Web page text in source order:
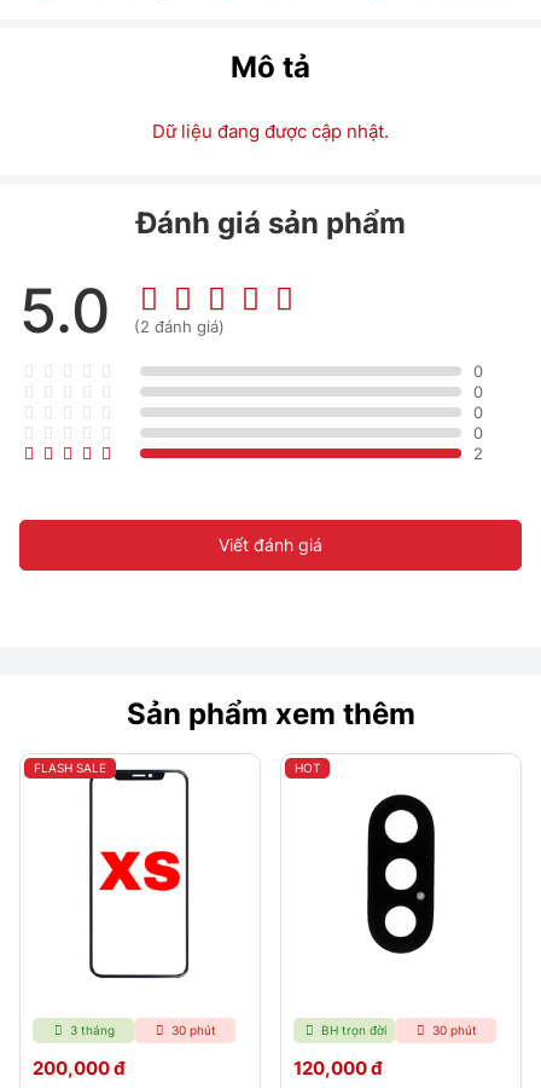
Mô tả
Dữ liệu đang được cập nhật.
Đánh giá sản phẩm
5.0 (2 đánh giá)
0
0
0
0
2
Viết đánh giá
Sản phẩm xem thêm
FLASH SALE
3 tháng 30 phút
200,000 đ
HOT
BH trọn đời 30 phút
120,000 đ